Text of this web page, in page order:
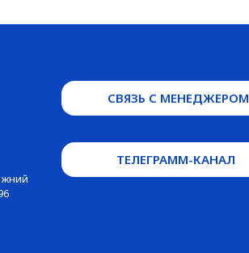
СВЯЗЬ С МЕНЕДЖЕРОМ
ТЕЛЕГРАММ-КАНАЛ